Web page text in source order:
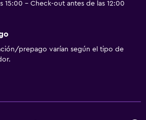
15:00 - Check-out antes de las 12:00
prepago varían según el tipo de